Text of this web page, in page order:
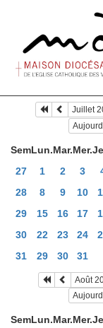
Juillet
SemLun.Mar.Mer.
27
1 2 3
28
8 9 10
29
15 16 17
30
22 23 24
31
29 30 31
Août
SemLun.Mar.Mer.